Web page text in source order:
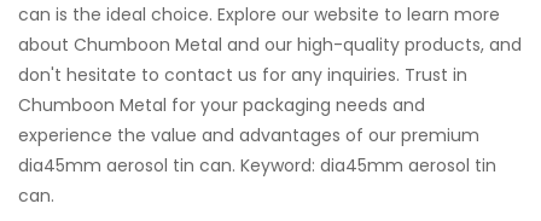
can is the ideal choice. Explore our website to learn more
about Chumboon Metal and our high-quality products, and
don't hesitate to contact us for any inquiries. Trust in
Chumboon Metal for your packaging needs and
experience the value and advantages of our premium
dia45mm aerosol tin can. Keyword: dia45mm aerosol tin
can.